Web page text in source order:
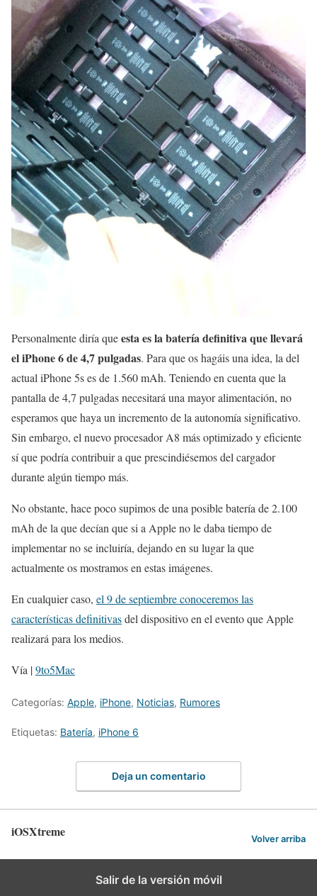
Personalmente diría queesta es la batería definitiva que llevará
el iPhone 6 de 4,7 pulgadas. Para que os hagáis una idea, la del
actual iPhone 5s es de 1.560 mAh. Teniendo en cuenta que la
pantalla de 4,7 pulgadas necesitará una mayor alimentación, no
esperamos que haya un incremento de la autonomía significativo.
Sin embargo, el nuevo procesador A8 más optimizado y eficiente
sí que podría contribuir a que prescindiésemos del cargador
durante algún tiempo más.
No obstante, hace poco supimos de una posible batería de 2.100
mAh de la que decían que si a Apple no le daba tiempo de
implementar no se incluiría, dejando en su lugar la que
actualmente os mostramos en estas imágenes.
En cualquier caso, el 9 de septiembre conoceremos las
características definitivasdel dispositivo en el evento que Apple
realizará para los medios.
Vía |9to5Mac
Categorías: Apple, iPhone, Noticias, Rumores
Etiquetas: Batería, iPhone 6
Deja un comentario
iOSXtreme Volver arriba
Salir de la versión móvil